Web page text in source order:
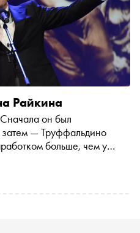
Райкина
он был
— Труффальдино
больше, чем у